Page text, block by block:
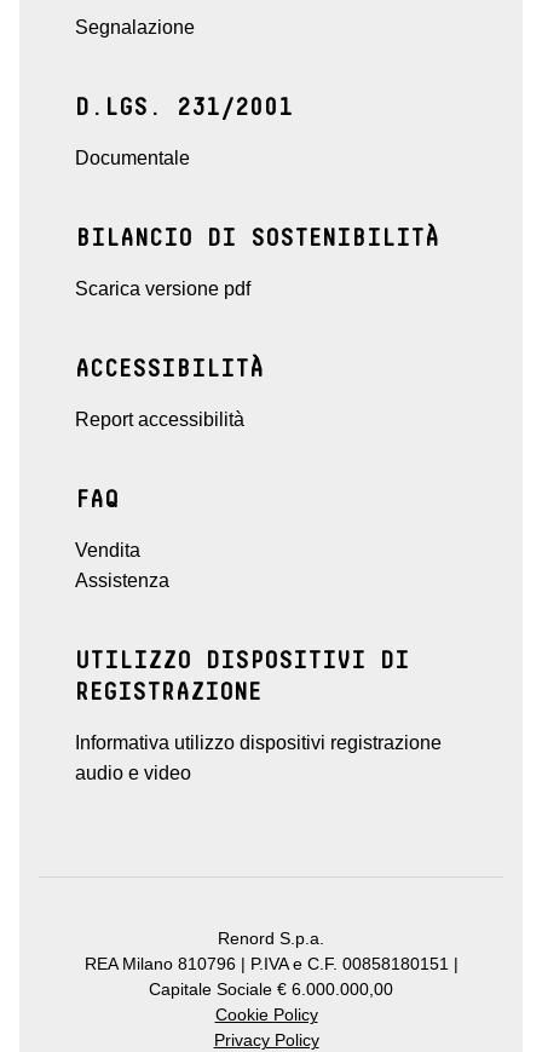
Segnalazione
D.LGS. 231/2001
Documentale
BILANCIO DI SOSTENIBILITÀ
Scarica versione pdf
ACCESSIBILITÀ
Report accessibilità
FAQ
Vendita
Assistenza
UTILIZZO DISPOSITIVI DI
REGISTRAZIONE
Informativa utilizzo dispositivi registrazione
audio e video
Renord S.p.a.
REA Milano 810796 | P.IVA e C.F. 00858180151 |
Capitale Sociale € 6.000.000,00
Cookie Policy
Privacy Policy